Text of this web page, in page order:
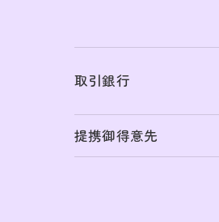
取引銀行
提携御得意先